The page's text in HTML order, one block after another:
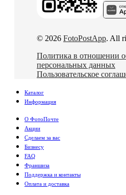
© 2026 FotoPostApp. All
Политика в отношении
персональных данных
Пользовательское
Каталог
Информация
О ФотоПочте
Акции
Сделаем за вас
Бизнесу
FAQ
Франшиза
Поддержка и контакты
Оплата и доставка